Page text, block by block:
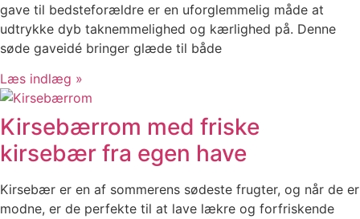
gave til bedsteforældre er en uforglemmelig måde at
udtrykke dyb taknemmelighed og kærlighed på. Denne
søde gaveidé bringer glæde til både
Læs indlæg »
Kirsebærrom med friske
kirsebær fra egen have
Kirsebær er en af sommerens sødeste frugter, og når de er
modne, er de perfekte til at lave lækre og forfriskende